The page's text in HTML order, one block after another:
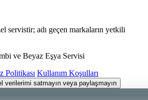
servistir; adı geçen markaların yetkili
ve Beyaz Eşya Servisi
Politikası Kullanım Koşulları
verilerimi satmayın veya paylaşmayın